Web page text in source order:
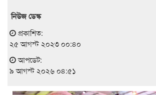
নিউজ ডেস্ক
প্রকাশিত:
২৫ আগস্ট ২০২৩ ০০:৪০
আপডেট:
৯ আগস্ট ২০২৬ ০৪:৫১